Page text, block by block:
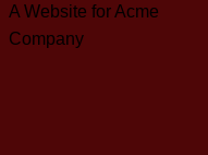
A Website for Acme
Company